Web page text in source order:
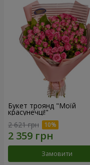
Букет троянд "Моїй
красунечці!"
2 621 грн
Замовити